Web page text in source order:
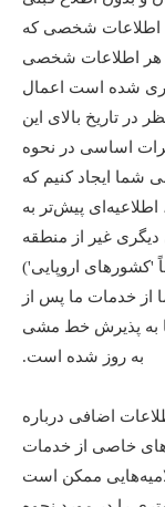
اطلاعات شخصی که
هر اطلاعات شخصی
شده است اعمال
در تاریخ بالای این
اساسی در نحوه
شما ایجاد کنیم که
پیش‌تر به
غیر از منطقه
'کشورهای اروپایی')
از خدمات ما پس از
به پذیرش خط مشی
به روز شده است.
اضافی درباره
خاصی از خدمات
ممکن است